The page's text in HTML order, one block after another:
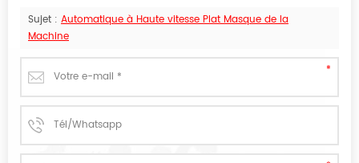
Sujet : Automatique à Haute vitesse Plat Masque de la
Machine